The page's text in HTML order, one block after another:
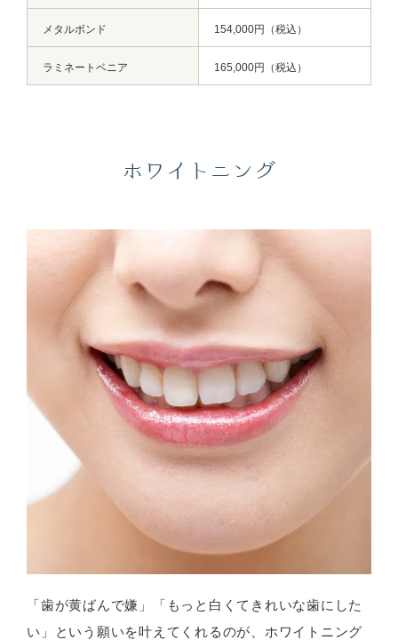
メタルボンド 154,000円（税込）
ラミネートベニア 165,000円（税込）
ホワイトニング
「歯が黄ばんで嫌」「もっと白くてきれいな歯にした
い」という願いを叶えてくれるのが、ホワイトニング